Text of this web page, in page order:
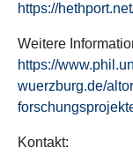
https://
Weitere
https://
wuerzburg.de/
Kontakt: